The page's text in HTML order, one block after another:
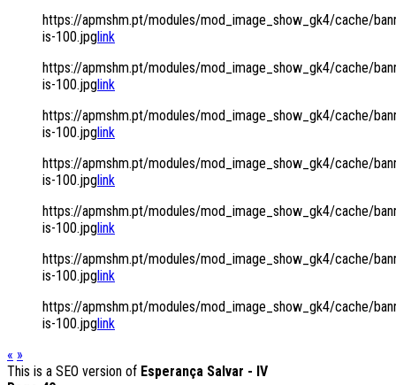
https://apmshm.pt/modules/mod_image_show_gk4/cache/
is-100.jpglink
https://apmshm.pt/modules/mod_image_show_gk4/cache/
is-100.jpglink
https://apmshm.pt/modules/mod_image_show_gk4/cache/
is-100.jpglink
https://apmshm.pt/modules/mod_image_show_gk4/cache/
is-100.jpglink
https://apmshm.pt/modules/mod_image_show_gk4/cache/
is-100.jpglink
https://apmshm.pt/modules/mod_image_show_gk4/cache/
is-100.jpglink
https://apmshm.pt/modules/mod_image_show_gk4/cache/
is-100.jpglink
« »
This is a SEO version of Esperança Salvar - IV